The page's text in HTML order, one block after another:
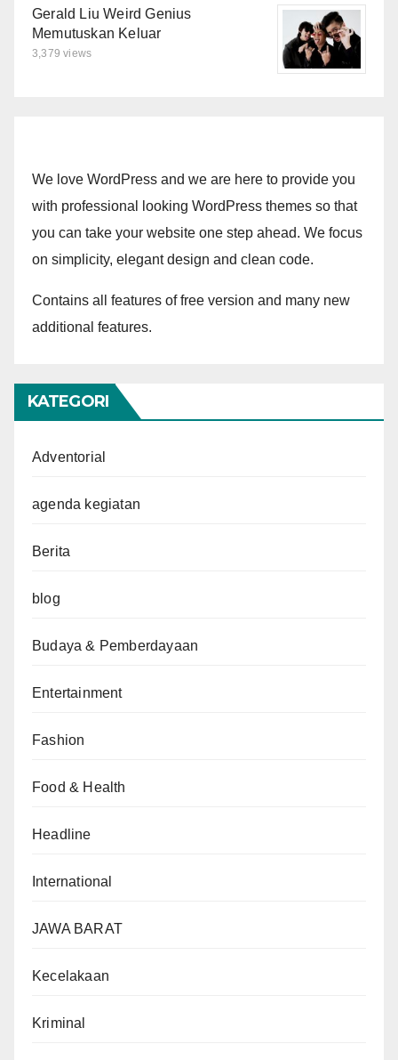
Gerald Liu Weird Genius
Memutuskan Keluar
3,379 views
We love WordPress and we are here to provide you
with professional looking WordPress themes so that
you can take your website one step ahead. We focus
on simplicity, elegant design and clean code.
Contains all features of free version and many new
additional features.
KATEGORI
Adventorial
agenda kegiatan
Berita
blog
Budaya & Pemberdayaan
Entertainment
Fashion
Food & Health
Headline
International
JAWA BARAT
Kecelakaan
Kriminal